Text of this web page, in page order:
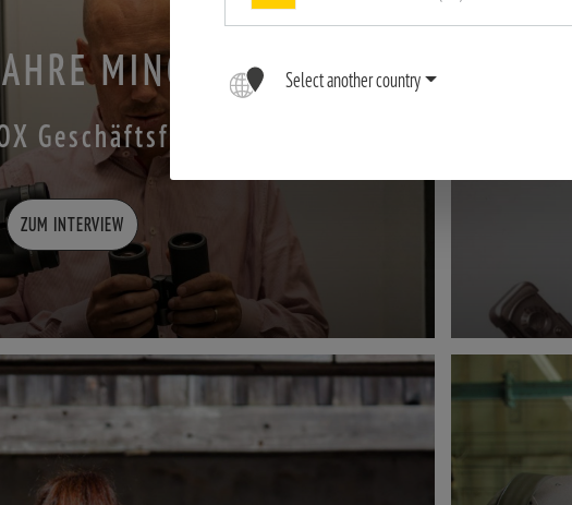
MINOX
Geschäftsführer Dennis Thiele
ZUM INTERVIEW
Select another country